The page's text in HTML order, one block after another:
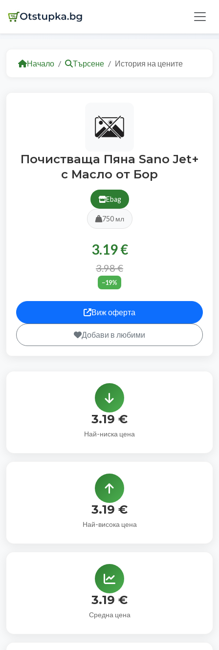
Начало Търсене История на цените
Почистваща Пяна Sano Jet+
с Масло от Бор
Ebag
750 мл
3.19 €
3.98 €
−19%
Виж оферта
Добави в любими
3.19 €
Най-ниска цена
3.19 €
Най-висока цена
3.19 €
Средна цена